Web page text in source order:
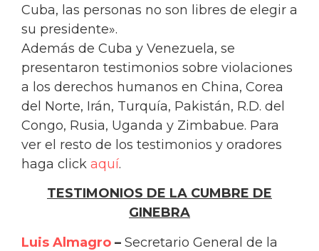
Cuba, las personas no son libres de elegir a
su presidente».
Además de Cuba y Venezuela, se
presentaron testimonios sobre violaciones
a los derechos humanos en China, Corea
del Norte, Irán, Turquía, Pakistán, R.D. del
Congo, Rusia, Uganda y Zimbabue. Para
ver el resto de los testimonios y oradores
haga click aquí.
TESTIMONIOS DE LA CUMBRE DE
GINEBRA
Luis Almagro – Secretario General de la